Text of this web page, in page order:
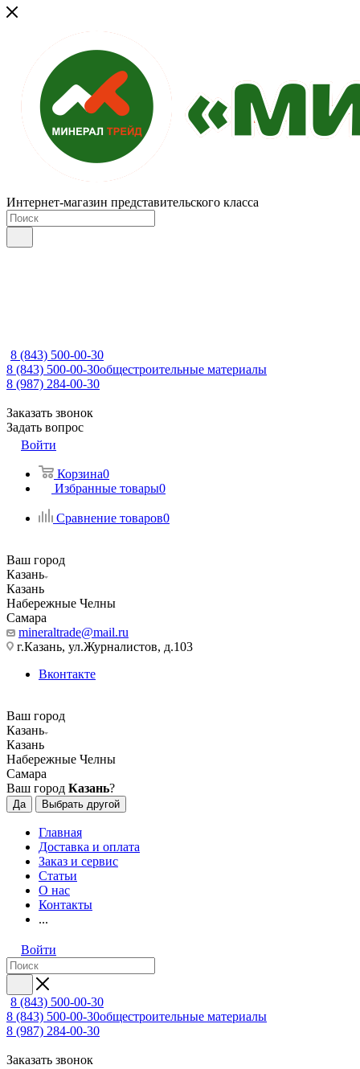
Интернет-магазин представительского класса
8 (843) 500-00-30
8 (843) 500-00-30общестроительные материалы
8 (987) 284-00-30
Заказать звонок
Задать вопрос
Войти
Корзина0
Избранные товары0
Сравнение товаров0
Ваш город
Казань
Казань
Набережные Челны
Самара
mineraltrade@mail.ru
г.Казань, ул.Журналистов, д.103
Вконтакте
Ваш город
Казань
Казань
Набережные Челны
Самара
Ваш город Казань?
Да Выбрать другой
Главная
Доставка и оплата
Заказ и сервис
Статьи
О нас
Контакты
...
Войти
8 (843) 500-00-30
8 (843) 500-00-30общестроительные материалы
8 (987) 284-00-30
Заказать звонок